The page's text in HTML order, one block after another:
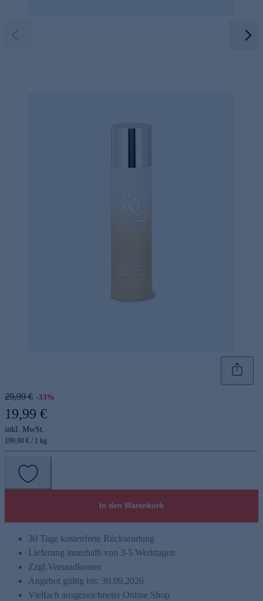
29,99 € -33%
19,99 €
inkl. MwSt.
199,90 € / 1 kg
In den Warenkorb
30 Tage kostenfreie Rücksendung
Lieferung innerhalb von 3-5 Werktagen
Zzgl.Versandkosten
Angebot gültig bis: 30.09.2026
Vielfach ausgezeichneter Online Shop